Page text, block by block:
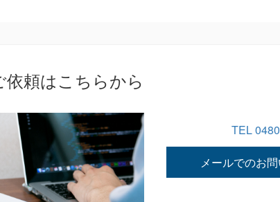
依頼はこちらから
TEL
メールでのお